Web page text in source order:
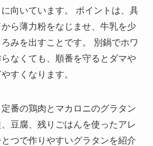
向いています。 ポイントは、具
ら薄力粉をなじませ、牛乳を少
みを出すことです。 別鍋でホワ
なくても、順番を守るとダマや
すくなります。
番の鶏肉とマカロニのグラタン
豆腐、残りごはんを使ったアレ
つで作りやすいグラタンを紹介